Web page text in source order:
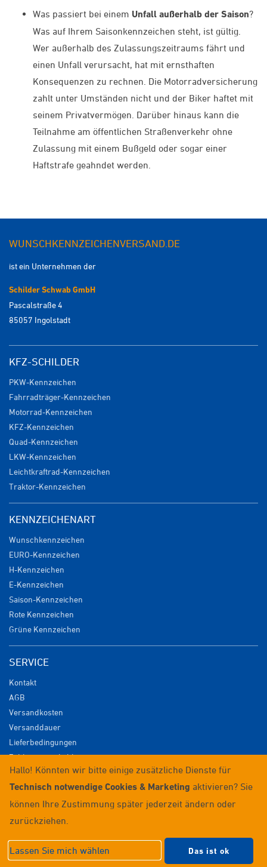
Was passiert bei einem Unfall außerhalb der Saison?
Was auf Ihrem Saisonkennzeichen steht, ist gültig.
Wer außerhalb des Zulassungszeitraums fährt und
einen Unfall verursacht, hat mit ernsthaften
Konsequenzen zu rechnen. Die Motorradversicherung
zahlt unter Umständen nicht und der Biker haftet mit
seinem Privatvermögen. Darüber hinaus kann die
Teilnahme am öffentlichen Straßenverkehr ohne
Zulassung mit einem Bußgeld oder sogar einer
Haftstrafe geahndet werden.
WUNSCHKENNZEICHENVERSAND.DE
ist ein Unternehmen der
Schilder Schwab GmbH
Pascalstraße 4
85057 Ingolstadt
KFZ-SCHILDER
PKW-Kennzeichen
Fahrradträger-Kennzeichen
Motorrad-Kennzeichen
KFZ-Kennzeichen
Quad-Kennzeichen
LKW-Kennzeichen
Leichtkraftrad-Kennzeichen
Traktor-Kennzeichen
KENNZEICHENART
Wunschkennzeichen
EURO-Kennzeichen
H-Kennzeichen
E-Kennzeichen
Saison-Kennzeichen
Rote Kennzeichen
Grüne Kennzeichen
SERVICE
Kontakt
AGB
Versandkosten
Versanddauer
Lieferbedingungen
Zahlungsmöglichkeiten
Datenschutz
Impressum
Widerrufsrecht
Anmelden / Registrieren
© 2026 Wunschkennzeichenversand
Datenschutzeinstellungen|
Hallo! Könnten wir bitte einige zusätzliche Dienste für
Technisch notwendige Cookies & Marketing aktivieren? Sie
können Ihre Zustimmung später jederzeit ändern oder
zurückziehen.
Lassen Sie mich wählen Das ist ok